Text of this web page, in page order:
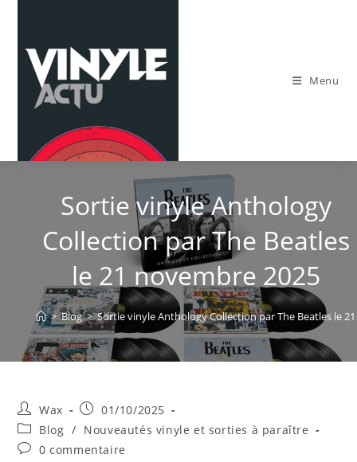
content
Menu
Sortie vinyle Anthology
Collection par The Beatles
le 21 novembre 2025
> Blog > Sortie vinyle Anthology Collection par The Beatles le
Auteur/autrice
de
la
publication :
Wax
Publication
publiée :
01/10/2025
Post
category:
Blog / Nouveautés vinyle et sorties à paraître
Commentaires
0 commentaire